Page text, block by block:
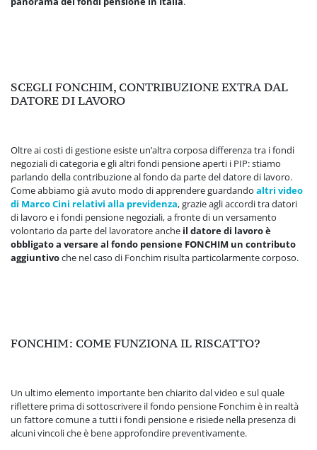
SCEGLI FONCHIM, CONTRIBUZIONE EXTRA DAL
DATORE DI LAVORO
Oltre ai costi di gestione esiste un’altra corposa differenza tra i fondi
negoziali di categoria e gli altri fondi pensione aperti i PIP: stiamo
parlando della contribuzione al fondo da parte del datore di lavoro.
Come abbiamo già avuto modo di apprendere guardando altri video
di Marco Cini relativi alla previdenza, grazie agli accordi tra datori
di lavoro e i fondi pensione negoziali, a fronte di un versamento
volontario da parte del lavoratore anche il datore di lavoro è
obbligato a versare al fondo pensione FONCHIM un contributo
aggiuntivoche nel caso di Fonchim risulta particolarmente corposo.
FONCHIM: COME FUNZIONA IL RISCATTO?
Un ultimo elemento importante ben chiarito dal video e sul quale
riflettere prima di sottoscrivere il fondo pensione Fonchim è in realtà
un fattore comune a tutti i fondi pensione e risiede nella presenza di
alcuni vincoli che è bene approfondire preventivamente.